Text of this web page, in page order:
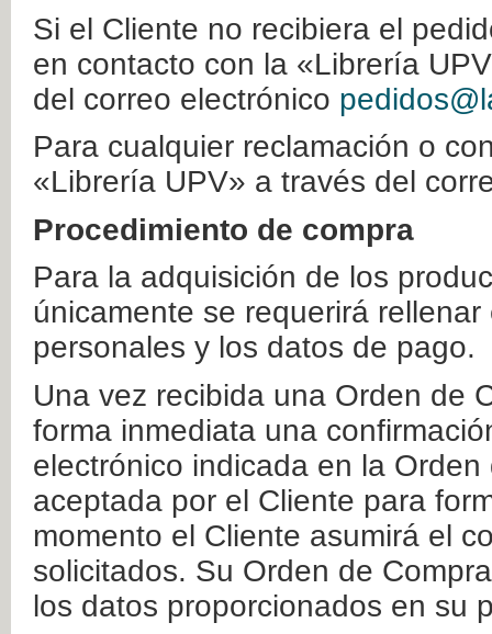
Si el Cliente no recibiera el
en contacto con la «Librería
del correo electrónico
Para cualquier reclamación o
«Librería UPV» a través del
Procedimiento de compra
Para la adquisición de los
únicamente se requerirá
personales y los datos de pago.
Una vez recibida una Orden de
forma inmediata una
electrónico indicada en la
aceptada por el Cliente para
momento el Cliente asumirá el
solicitados. Su Orden de
los datos proporcionados en su